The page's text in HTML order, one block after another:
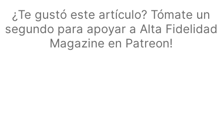
¿Te gustó este artículo? Tómate un
segundo para apoyar a Alta Fidelidad
Magazine en Patreon!